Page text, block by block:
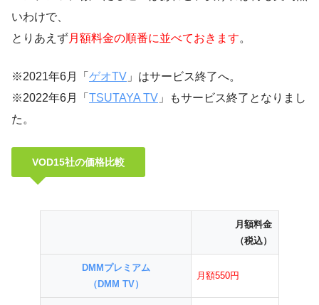
いわけで、
とりあえず月額料金の順番に並べておきます。
※2021年6月「 ゲオTV 」はサービス終了へ。
※2022年6月「 TSUTAYA TV 」もサービス終了となりまし
た。
VOD15社の価格比較
月額料金
（税込）
DMMプレミアム
（DMM TV）
月額550円